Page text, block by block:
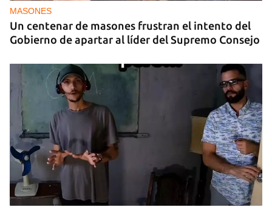
MASONES
Un centenar de masones frustran el intento del
Gobierno de apartar al líder del Supremo Consejo